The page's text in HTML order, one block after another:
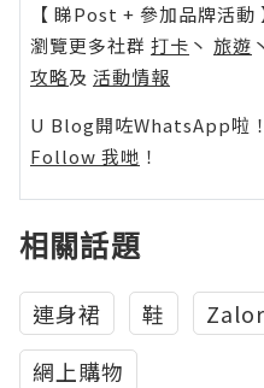
【 睇Post + 參加品牌活動
瀏覽更多社群 打卡 丶 旅遊 丶
攻略及 活動情報
U Blog開咗WhatsApp啦
Follow 我哋 ！
相關話題
連身裙 鞋
網上購物